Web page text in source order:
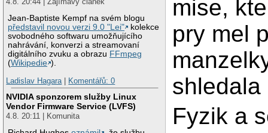
Jean-Baptiste Kempf na svém blogu
představil novou verzi 9.0 "Lei"
kolekce
svobodného softwaru umožňujícího
nahrávání, konverzi a streamovaní
digitálního zvuku a obrazu FFmpeg
(Wikipedie ).
Ladislav Hagara| Komentářů: 0
NVIDIA sponzorem služby Linux
Vendor Firmware Service (LVFS)
4.8. 20:11 | Komunita
mise,
pry mel
shledala
Fyzik a